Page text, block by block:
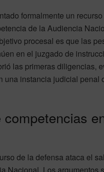
formalmente un
de la Audiencia
procesal es que las
en el juzgado de
las primeras diligencias,
una instancia judicial penal
competencias
de la defensa ataca el